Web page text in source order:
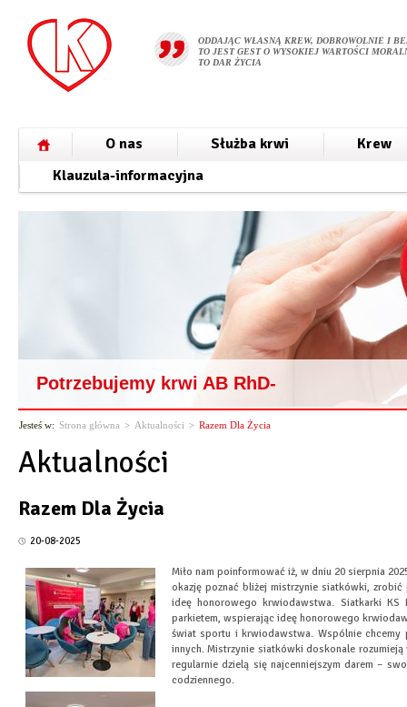
ODDAJĄC WŁASNĄ KREW, DOBROWOLNIE I
TO JEST GEST O WYSOKIEJ WARTOŚCI
TO DAR ŻYCIA
O nas Służba krwi
Krew
Klauzula-informacyjna
Potrzebujemy krwi AB RhD-
Jesteś w: Strona główna > Aktualności > Razem Dla Życia
Aktualności
Razem Dla Życia
20-08-2025
Miło nam poinformować iż, w dniu 20 sierpnia
okazję poznać bliżej mistrzynie siatkówki,
ideę honorowego krwiodawstwa. Siatkarki KS
parkietem, wspierając ideę honorowego
świat sportu i krwiodawstwa. Wspólnie
innych. Mistrzynie siatkówki doskonale
regularnie dzielą się najcenniejszym darem –
codziennego.